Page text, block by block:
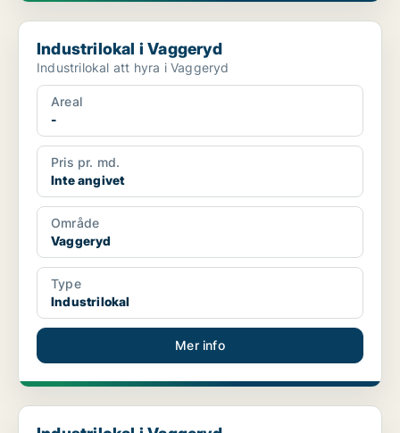
Industrilokal i Vaggeryd
Industrilokal i Vaggeryd
Industrilokal att hyra i Vaggeryd
Areal
-
Pris pr. md.
Inte angivet
Område
Vaggeryd
Type
Industrilokal
Mer info
Industrilokal i Vaggeryd